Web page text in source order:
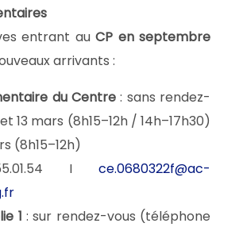
entrant auCP en septembre
arrivants :
du Centre : sans rendez-
13 mars (8h15–12h / 14h–17h30)
(8h15–12h)
Ice.0680322f@ac-
1 : sur rendez-vous (téléphone